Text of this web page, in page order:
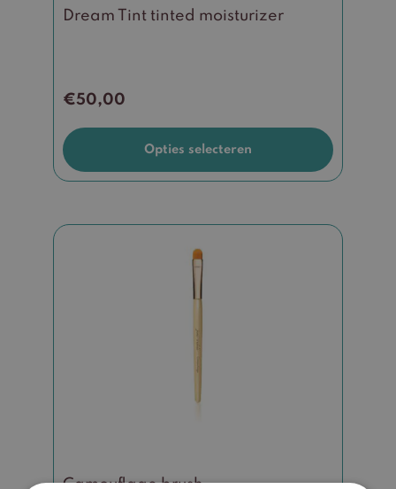
Dream Tint tinted moisturizer
€50,00
Opties selecteren
de
Camouflage brush